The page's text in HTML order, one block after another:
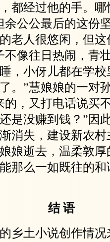
都经过他的手。
余公公最后的这份
老人很悠闲，但
不像往日热闹，青
，小伢儿都在学
。”慧娘娘的一对
的，又打电话说买
是没赚到钱？”因
消失，建设新农
娘逝去，温柔敦
那么一如既往的
结 语
土小说创作情况